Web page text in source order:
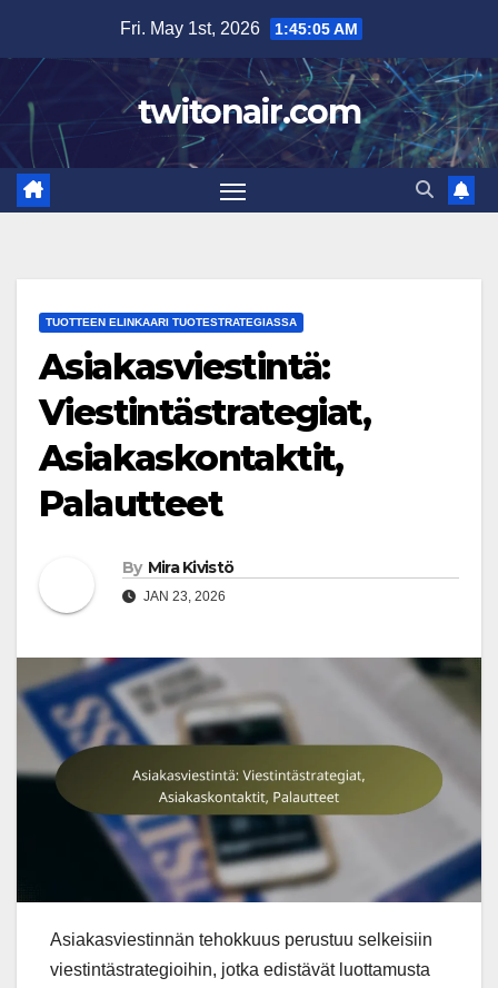
content
Fri. May 1st, 2026 1:45:06 AM
twitonair.com
TUOTTEEN ELINKAARI TUOTESTRATEGIASSA
Asiakasviestintä:
Viestintästrategiat,
Asiakaskontaktit,
Palautteet
By Mira Kivistö
JAN 23, 2026
Asiakasviestinnän tehokkuus perustuu selkeisiin
viestintästrategioihin, jotka edistävät luottamusta